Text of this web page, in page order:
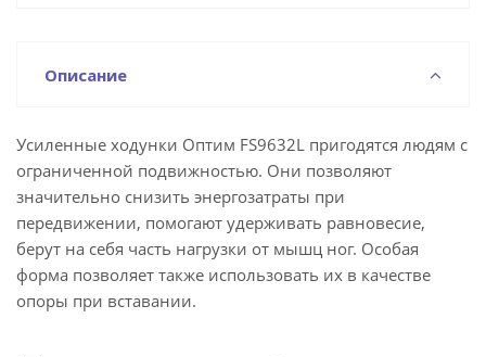
Описание
Усиленные ходунки Оптим FS9632L пригодятся людям с
ограниченной подвижностью. Они позволяют
значительно снизить энергозатраты при
передвижении, помогают удерживать равновесие,
берут на себя часть нагрузки от мышц ног. Особая
форма позволяет также использовать их в качестве
опоры при вставании.